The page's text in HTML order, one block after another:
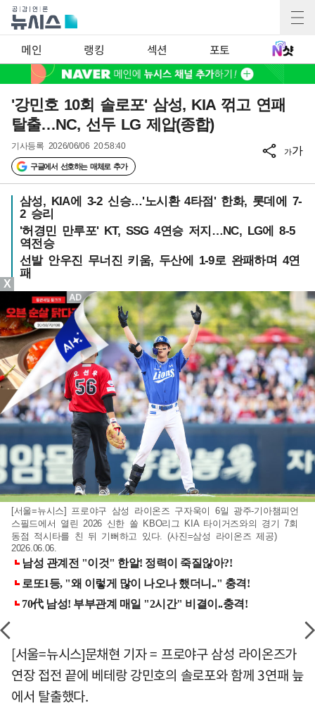
메인 랭킹 섹션 포토
'강민호 10회 솔로포' 삼성, KIA 꺾고 연패
탈출…NC, 선두 LG 제압(종합)
기사등록 2026/06/06 20:58:40
구글에서 선호하는 매체로 추가
가가
삼성, KIA에 3-2 신승…'노시환 4타점' 한화, 롯데에 7-
2 승리
'허경민 만루포' KT, SSG 4연승 저지…NC, LG에 8-5
역전승
선발 안우진 무너진 키움, 두산에 1-9로 완패하며 4연
패
[서울=뉴시스] 프로야구 삼성 라이온즈 구자욱이 6일 광주-기아챔피언
스필드에서 열린 2026 신한 쏠 KBO리그 KIA 타이거즈와의 경기 7회
동점 적시타를 친 뒤 기뻐하고 있다. (사진=삼성 라이온즈 제공)
2026.06.06.
[서울=뉴시스]문채현 기자 = 프로야구 삼성 라이온즈가
연장 접전 끝에 베테랑 강민호의 솔로포와 함께 3연패 늪
에서 탈출했다.
X